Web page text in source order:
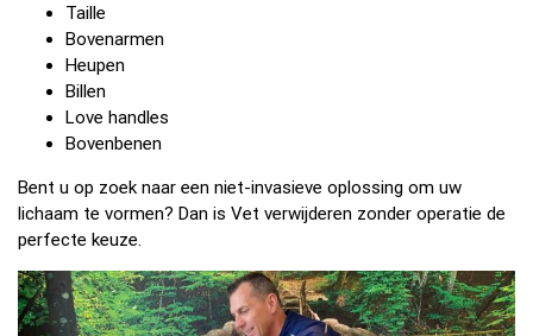
Taille
Bovenarmen
Heupen
Billen
Love handles
Bovenbenen
Bent u op zoek naar een niet-invasieve oplossing om uw
lichaam te vormen? Dan is Vet verwijderen zonder operatie de
perfecte keuze.